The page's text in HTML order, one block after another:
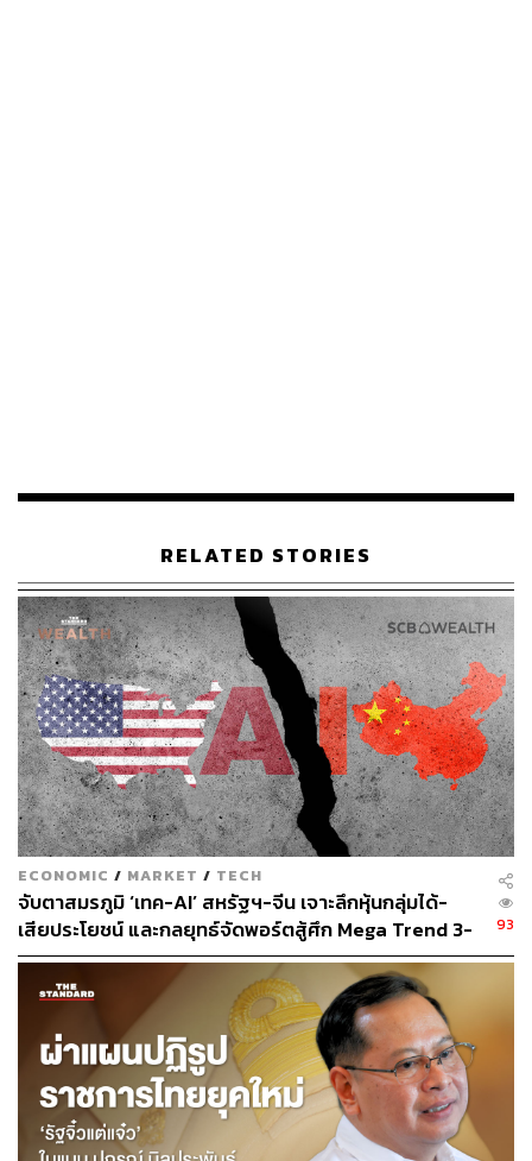
Apple Intelligence แม้จะมีแนวโน้มที่ดี แต่อาจไม่ได้นำมาซึ่ง
ความก้าวหน้าครั้งสำคัญในปี 2024 เราเชื่อว่าปี 2025 อาจ
เป็นปีที่สำคัญกว่า เนื่องจากระบบนิเวศ AI ที่กว้างขึ้นจะเติบโต
เต็มที่”
อ้างอิง:
https://asia.nikkei.com/Business/Technology/Apple-o
rders-over-10-more-iPhones-than-last-year-on-AI-bet
สามารถติดตาม THE STANDARD WEALTH
ผ่านแอปพลิเคชันต่างๆ ที่คุณสะดวกหรือใช้งานอยู่แล้วได้เลย
TAGS: ปัญญาประดิษฐ์ (Artificial intelligence - AI)
Apple
iPhone
Huawei Apple Intelligence
RELATED STORIES
ECONOMIC / MARKET / TECH
จับตาสมรภูมิ ‘เทค-AI’ สหรัฐฯ-จีน เจาะลึกหุ้นกลุ่มได้-
เสียประโยชน์ และกลยุทธ์จัดพอร์ตสู้ศึก Mega Trend 3-
5 ปีข้างหน้า
93